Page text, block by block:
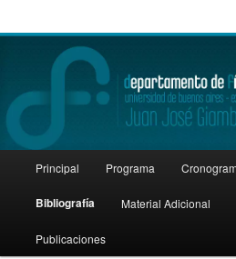
Skip
to
primary
Principal Programa
Bibliografía Material Adicional
Publicaciones